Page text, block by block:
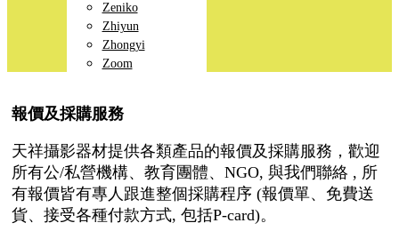
Zeniko
Zhiyun
Zhongyi
Zoom
報價及採購服務
天祥攝影器材提供各類產品的報價及採購服務，歡迎
所有公/私營機構、教育團體、NGO, 與我們聯絡 , 所
有報價皆有專人跟進整個採購程序 (報價單、免費送
貨、接受各種付款方式, 包括P-card)。